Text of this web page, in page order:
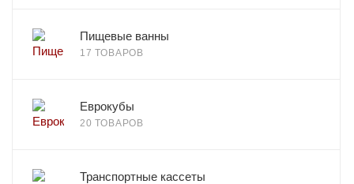
Пищевые ванны
17 ТОВАРОВ
Еврокубы
20 ТОВАРОВ
Транспортные кассеты